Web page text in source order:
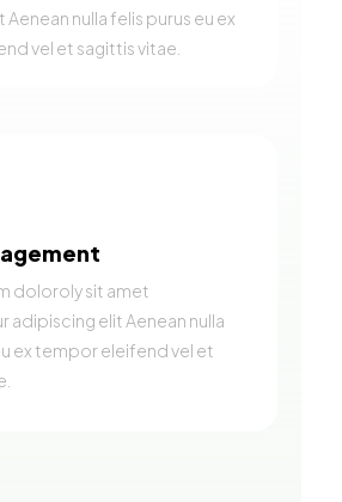
nulla felis purus eu ex
vel et sagittis vitae.
doloroly sit amet
adipiscing elit Aenean nulla
ex tempor eleifend vel et